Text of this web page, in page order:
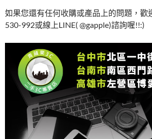
如果您還有任何收購或產品上的問題，歡
530-992或線上LINE( @gapple)諮詢喔!!:)